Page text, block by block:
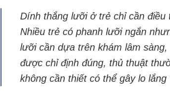
Dính thắng lưỡi ở trẻ chỉ cần
Nhiều trẻ có phanh lưỡi ngắn
lưỡi cần dựa trên khám lâm
được chỉ định đúng, thủ thuật
không cần thiết có thể gây lo